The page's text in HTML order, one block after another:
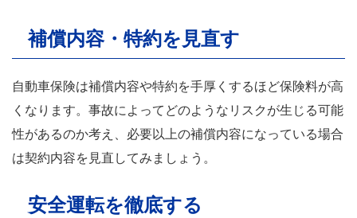
補償内容・特約を見直す
自動車保険は補償内容や特約を手厚くするほど保険料が高
くなります。事故によってどのようなリスクが生じる可能
性があるのか考え、必要以上の補償内容になっている場合
は契約内容を見直してみましょう。
安全運転を徹底する